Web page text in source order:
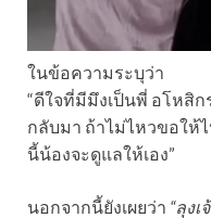
ในข้อความระบุว่า
“ดีใจที่มีมึงเป็นพี่ อโหสิ
กลับมา ถ้าไม่ไหวขอให้
นี้น้องจะดูแลให้เอง”
นอกจากนี้ยังเผยว่า “ลุง